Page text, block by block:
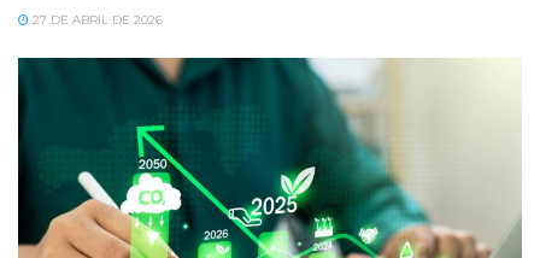
27 DE ABRIL DE 2026